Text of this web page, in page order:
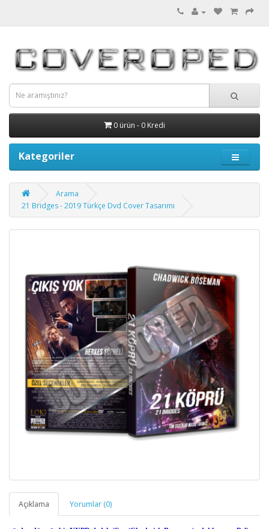
0 ürün - 0 Kredi
Kategoriler
Arama
21 Bridges - 2019 Türkçe Dvd Cover Tasarımı
Açıklama Yorumlar (0)